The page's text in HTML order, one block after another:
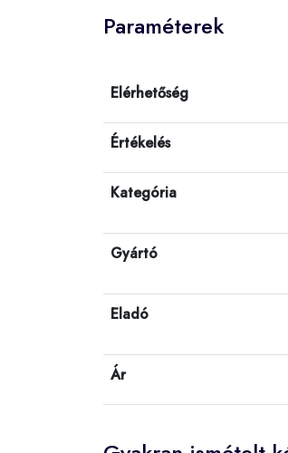
Paraméterek
Elérhetőség
Értékelés
Kategória
Gyártó
Eladó
Ár